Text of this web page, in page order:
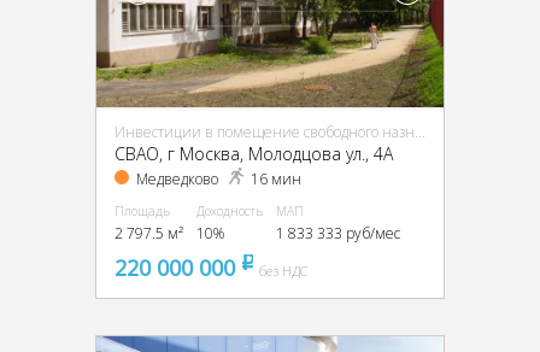
Инвестиции в помещение свободного назначения (ПСН)
CВАО, г Москва, Молодцова ул., 4А
Медведково 16 мин
Площадь
2 797.5 м²
Доходность
10%
МАП
1 833 333 руб/мес
220 000 000 pуббез НДС